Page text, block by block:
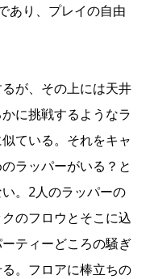
あり、プレイの自由
が、その上には天井
に挑戦するようなラ
ている。それをキャ
ラッパーがいる？と
。2人のラッパーの
のフロウとそこに込
ティーどころの騒ぎ
。フロアに棒立ちの